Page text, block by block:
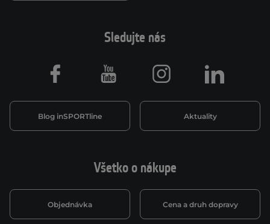
Všetko o nákupe
Objednávka Cena a druh dopravy
Sledujte nás
Blog inSPORTline Aktuality
Facebook Youtube Instagram LinkedIn